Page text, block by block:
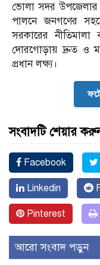
ভোলা সদর
পালনে জনগণের
সরকারের নীতিমালা
দোরগোড়ায় দ্রুত ও
প্রধান লক্ষ্য।
সংবাদটি শেয়ার
Facebook
Linkedin
Pinterest
আরো সংবাদ পড়ুন